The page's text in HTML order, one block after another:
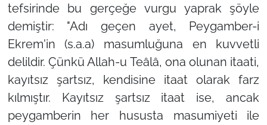
tefsirinde bu gerçeğe vurgu yaprak şöyle
demiştir: "Adı geçen ayet, Peygamber-i
Ekrem'in (s.a.a) masumluğuna en kuvvetli
delildir. Çünkü Allah-u Teâlâ, ona olunan itaati,
kayıtsız şartsız, kendisine itaat olarak farz
kılmıştır. Kayıtsız şartsız itaat ise, ancak
peygamberin her hususta masumiyeti ile